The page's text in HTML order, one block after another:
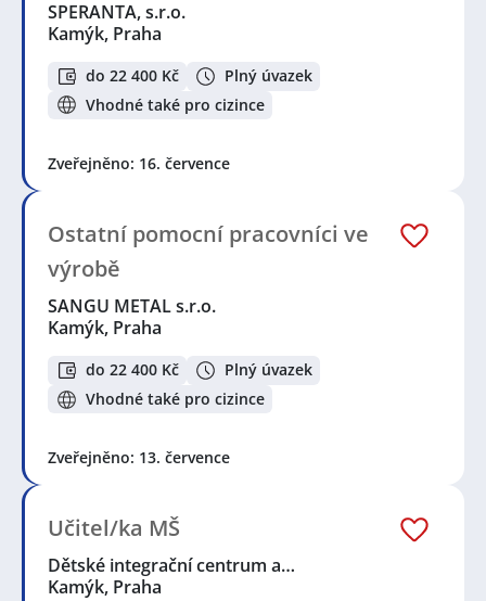
SPERANTA, s.r.o.
Kamýk, Praha
do 22 400 Kč
Plný úvazek
Vhodné také pro cizince
Zveřejněno: 16. července
Ostatní pomocní pracovníci ve
výrobě
SANGU METAL s.r.o.
Kamýk, Praha
do 22 400 Kč
Plný úvazek
Vhodné také pro cizince
Zveřejněno: 13. července
Učitel/ka MŠ
Dětské integrační centrum a…
Kamýk, Praha